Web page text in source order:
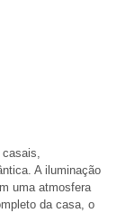
casais,
. A iluminação
uma atmosfera
da casa, o